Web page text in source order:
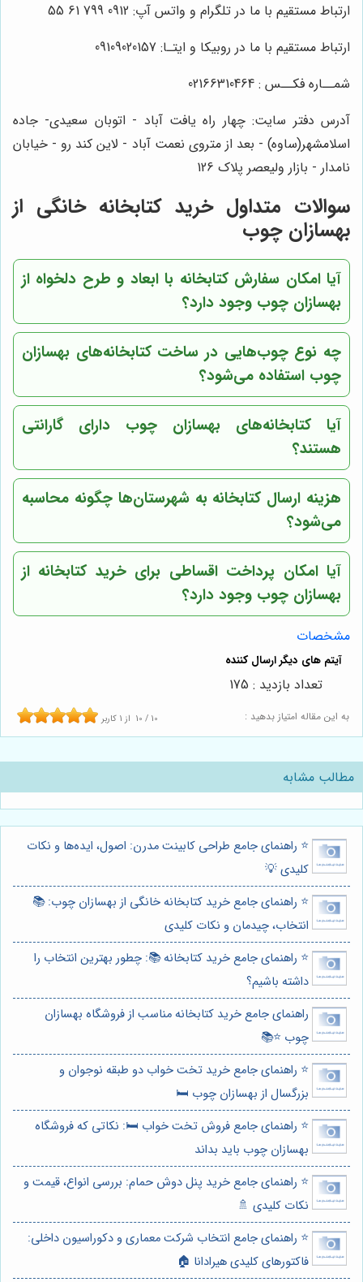
ارتباط مستقیم با ما در تلگرام و واتس آپ: 0912 799 61 55
ارتباط مستقیم با ما در روبیکا و ایتـا: 09109020157
شمــاره فکــس : 02166310464
آدرس دفتر سایت: چهار راه یافت آباد - اتوبان سعیدی- جاده
اسلامشهر(ساوه) - بعد از متروی نعمت آباد - لاین کند رو - خیابان
نامدار - بازار ولیعصر پلاک 126
سوالات متداول خرید کتابخانه خانگی از
بهسازان چوب
آیا امکان سفارش کتابخانه با ابعاد و طرح دلخواه از
بهسازان چوب وجود دارد؟
چه نوع چوب‌هایی در ساخت کتابخانه‌های بهسازان
چوب استفاده می‌شود؟
آیا کتابخانه‌های بهسازان چوب دارای گارانتی
هستند؟
هزینه ارسال کتابخانه به شهرستان‌ها چگونه محاسبه
می‌شود؟
آیا امکان پرداخت اقساطی برای خرید کتابخانه از
بهسازان چوب وجود دارد؟
مشخصات
به این مقاله امتیاز بدهید : 10 / 10 از 1 کاربر
تعداد بازدید : 175
مطالب مشابه
⭐️ راهنمای جامع طراحی کابینت مدرن: اصول، ایده‌ها و نکات
کلیدی 💡
⭐️ راهنمای جامع خرید کتابخانه خانگی از بهسازان چوب: 📚
انتخاب، چیدمان و نکات کلیدی
⭐️ راهنمای جامع خرید کتابخانه 📚: چطور بهترین انتخاب را
داشته باشیم؟
راهنمای جامع خرید کتابخانه مناسب از فروشگاه بهسازان
چوب ⭐️📚
⭐️ راهنمای جامع خرید تخت خواب دو طبقه نوجوان و
بزرگسال از بهسازان چوب 🛏️
⭐️ راهنمای جامع فروش تخت خواب 🛏️: نکاتی که فروشگاه
بهسازان چوب باید بداند
⭐️ راهنمای جامع خرید پنل دوش حمام: بررسی انواع، قیمت و
نکات کلیدی 🚿
⭐️ راهنمای جامع انتخاب شرکت معماری و دکوراسیون داخلی:
فاکتورهای کلیدی هیرادانا 🏠